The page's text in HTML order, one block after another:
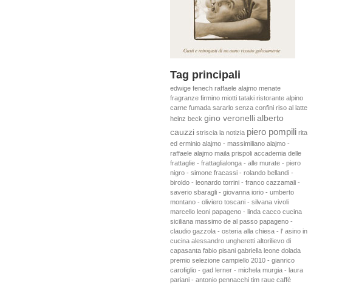
Tag principali
edwige fenech raffaele alajmo menate
fragranze firmino miotti tataki ristorante alpino
carne fumada sararlo senza confini riso al latte
heinz beck gino veronelli alberto
cauzzi striscia la notizia piero pompili rita
ed erminio alajmo - massimiliano alajmo -
raffaele alajmo maila prispoli accademia delle
frattaglie - frattaglialonga - alle murate - piero
nigro - simone fracassi - rolando bellandi -
biroldo - leonardo torrini - franco cazzamali -
saverio sbaragli - giovanna iorio - umberto
montano - oliviero toscani - silvana vivoli
marcello leoni papageno - linda cacco cucina
siciliana massimo de al passo papageno -
claudio gazzola - osteria alla chiesa - l' asino in
cucina alessandro ungheretti altorilievo di
capasanta fabio pisani gabriella leone dolada
premio selezione campiello 2010 - gianrico
carofiglio - gad lerner - michela murgia - laura
pariani - antonio pennacchi tim raue caffè